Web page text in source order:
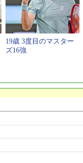
19歳 3度目のマスター
ズ16強